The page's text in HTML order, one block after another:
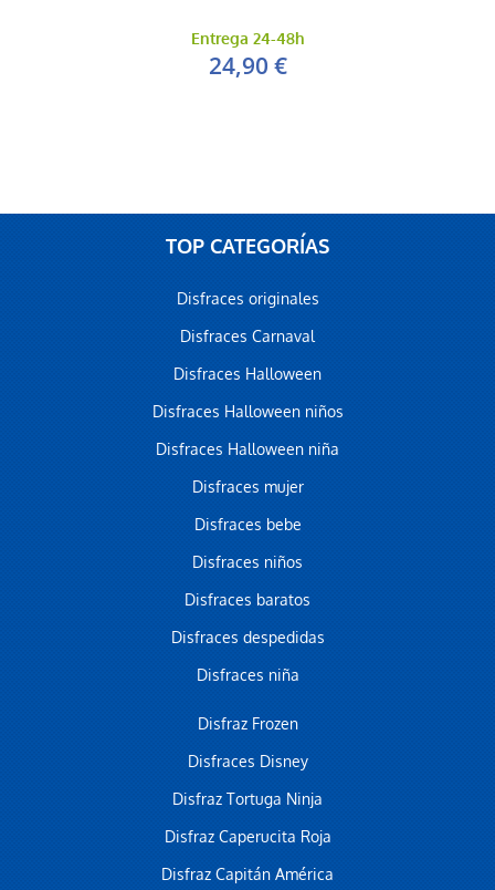
Entrega 24-48h
24,90 €
TOP CATEGORÍAS
Disfraces originales
Disfraces Carnaval
Disfraces Halloween
Disfraces Halloween niños
Disfraces Halloween niña
Disfraces mujer
Disfraces bebe
Disfraces niños
Disfraces baratos
Disfraces despedidas
Disfraces niña
Disfraz Frozen
Disfraces Disney
Disfraz Tortuga Ninja
Disfraz Caperucita Roja
Disfraz Capitán América